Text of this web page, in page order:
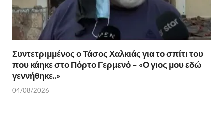
Συντετριμμένος ο Τάσος Χαλκιάς για το σπίτι του
που κάηκε στο Πόρτο Γερμενό – «Ο γιος μου εδώ
γεννήθηκε..»
04/08/2026